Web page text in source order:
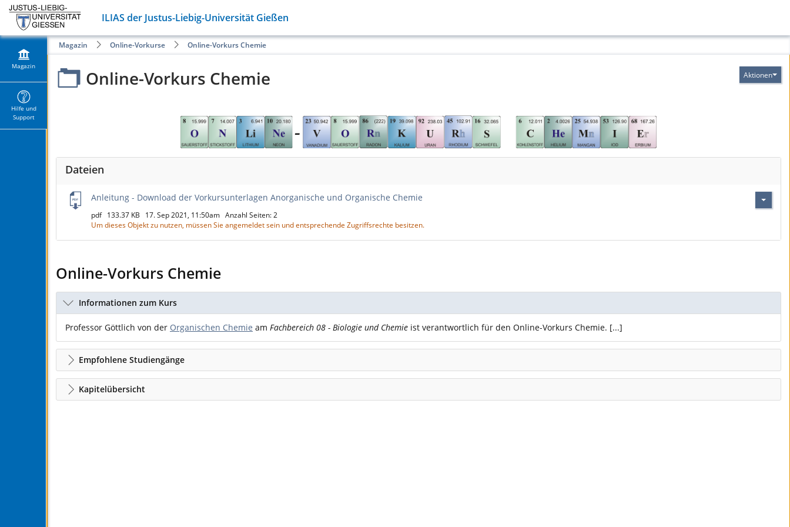
ILIAS der Justus-Liebig-Universität Gießen
Magazin
Hilfe und
Support
Magazin Online-Vorkurse Online-Vorkurs Chemie
Aktionen
Online-Vorkurs Chemie
Dateien
Anleitung - Download der Vorkursunterlagen Anorganische und Organische Chemie
pdf 133.37 KB 17. Sep 2021, 11:50am Anzahl Seiten: 2
Um dieses Objekt zu nutzen, müssen Sie angemeldet sein und entsprechende Zugriffsrechte besitzen.
Online-Vorkurs Chemie
Informationen zum Kurs
Professor Göttlich von der Organischen Chemie am Fachbereich 08 - Biologie und Chemie ist verantwortlich für den Online-Vorkurs Chemie. [...]
Empfohlene Studiengänge
Kapitelübersicht